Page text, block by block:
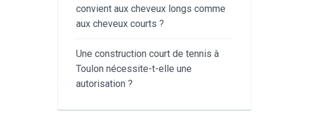
convient aux cheveux longs comme
aux cheveux courts ?
Une construction court de tennis à
Toulon nécessite-t-elle une
autorisation ?